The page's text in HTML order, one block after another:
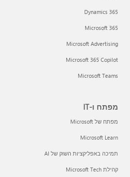
Dynamics 365
Microsoft 365
Microsoft Advertising
Microsoft 365 Copilot
Microsoft Teams
מפתח ו-IT
מפתח של Microsoft
Microsoft Learn
תמיכה באפליקציות השוק של AI
קהילת Microsoft Tech